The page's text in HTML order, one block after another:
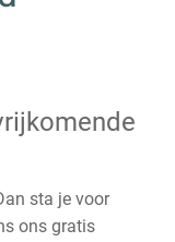
sta je voor
ons gratis